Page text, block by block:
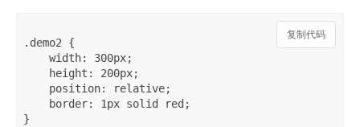
复制代码
.demo2 {
}